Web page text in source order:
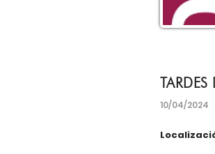
TARDES
10/04/2024